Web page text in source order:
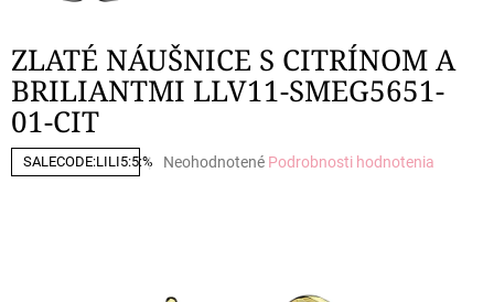
ZLATÉ NÁUŠNICE S CITRÍNOM A
BRILIANTMI LLV11-SMEG5651-
01-CIT
SALECODE:LILI5:5:%
Priemerné
Neohodnotené Podrobnosti hodnotenia